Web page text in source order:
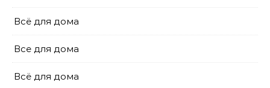
Всё для дома
Все для дома
Всё для дома